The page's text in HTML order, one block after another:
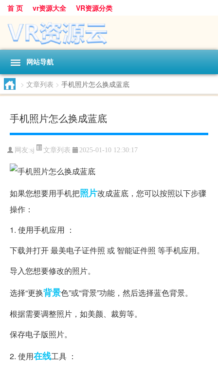
首 页 vr资源大全 VR资源分类
网站导航
> 文章列表 > 手机照片怎么换成蓝底
手机照片怎么换成蓝底
网友:sj 文章列表 2025-01-10 12:30:17
如果您想要用手机把照片改成蓝底，您可以按照以下步骤
操作：
1. 使用手机应用 ：
下载并打开 最美电子证件照 或 智能证件照 等手机应用。
导入您想要修改的照片。
选择“更换背景色”或“背景”功能，然后选择蓝色背景。
根据需要调整照片，如美颜、裁剪等。
保存电子版照片。
2. 使用在线工具 ：